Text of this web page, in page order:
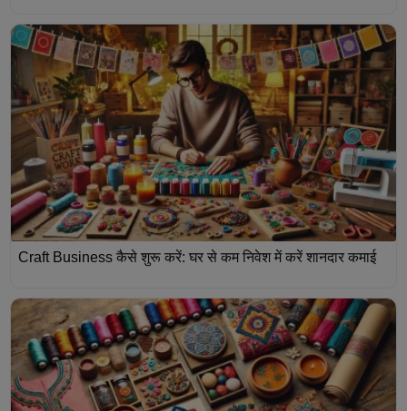
Craft Business कैसे शुरू करें: घर से कम निवेश में करें शानदार कमाई